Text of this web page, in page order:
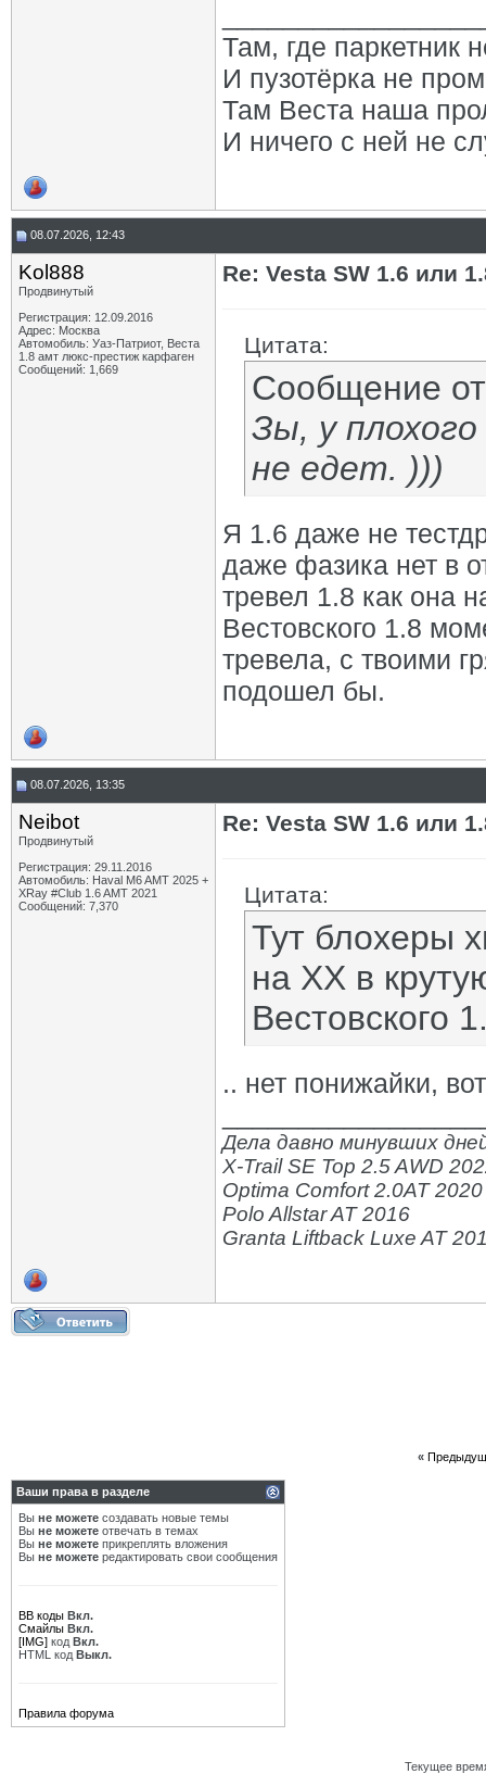
Там, где паркетник
И пузотёрка не
Там Веста наша
И ничего с ней не
08.07.2026, 12:43
Kol888
Продвинутый
Регистрация: 12.09.2016
Адрес: Москва
Автомобиль: Уаз-Патриот, Веста
1.8 амт люкс-престиж карфаген
Сообщений: 1,669
Re: Vesta SW 1.6 или
Цитата:
Сообщение
Зы, у
не едет. )))
Я 1.6 даже не
даже фазика нет в
тревел 1.8 как она
Вестовского 1.8
тревела, с твоими
подошел бы.
08.07.2026, 13:35
Neibot
Продвинутый
Регистрация: 29.11.2016
Автомобиль: Haval M6 AMT 2025 +
XRay #Club 1.6 AMT 2021
Сообщений: 7,370
Re: Vesta SW 1.6 или
Цитата:
Тут блохеры
на ХХ в
Вестовского
.. нет понижайки,
Дела давно минувших
X-Trail SE Top 2.5 AWD
Optima Comfort 2.0AT 2020
Polo Allstar AT 2016
Granta Liftback Luxe AT
«
Ваши права в разделе
Вы не можете создавать новые темы
Вы не можете отвечать в темах
Вы не можете прикреплять вложения
Вы не можете редактировать свои сообщения
BB коды Вкл.
Смайлы Вкл.
[IMG] код Вкл.
HTML код Выкл.
Правила форума
Текущее